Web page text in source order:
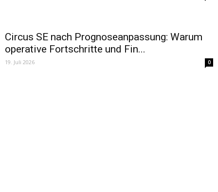
Circus SE nach Prognoseanpassung: Warum
operative Fortschritte und Fin...
19. Juli 2026 0